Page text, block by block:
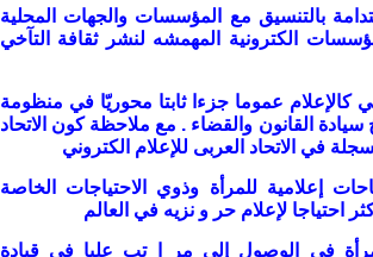
بالتنسيق مع المؤسسات والجهات المحلية
الكترونية المهمشه لنشر ثقافة التآخي
كالإعلام عموما جزءا ثابتا محوريّا في منظومة
القانون والقضاء . مع ملاحظة كون الاتحاد
في الاتحاد العربى للإعلام الكتروني
إعلامية للمرأة وذوي الاحتياجات الخاصة
احتياجا لإعلام حر و نزيه في العالم
في الوصول إلي مر ا تب عليا في قيادة